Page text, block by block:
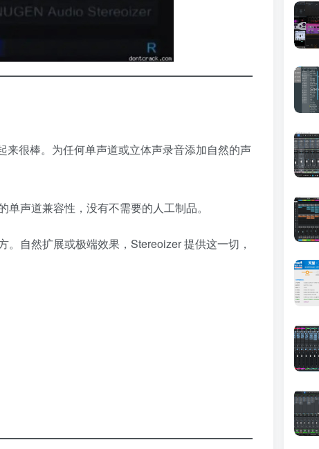
很棒。为任何单声道或立体声录音添加自然的声
声道兼容性，没有不需要的人工制品。
自然扩展或极端效果，Stereoizer 提供这一切，